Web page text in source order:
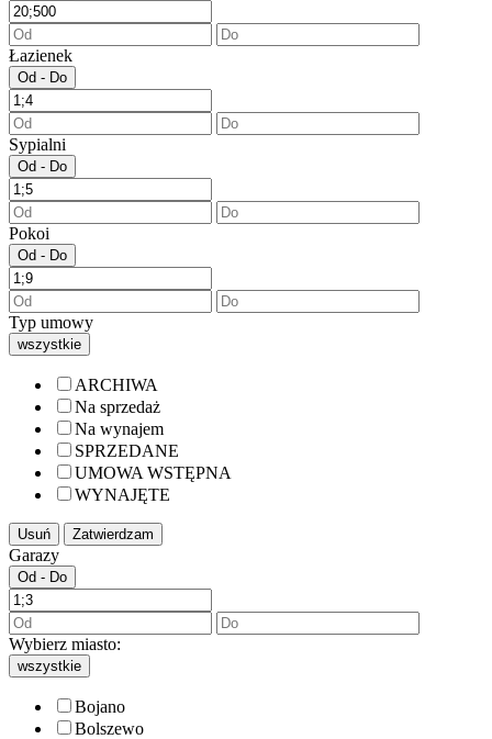
Łazienek
Od - Do
Sypialni
Od - Do
Pokoi
Od - Do
Typ umowy
wszystkie
ARCHIWA
Na sprzedaż
Na wynajem
SPRZEDANE
UMOWA WSTĘPNA
WYNAJĘTE
Usuń Zatwierdzam
Garazy
Od - Do
Wybierz miasto:
wszystkie
Bojano
Bolszewo